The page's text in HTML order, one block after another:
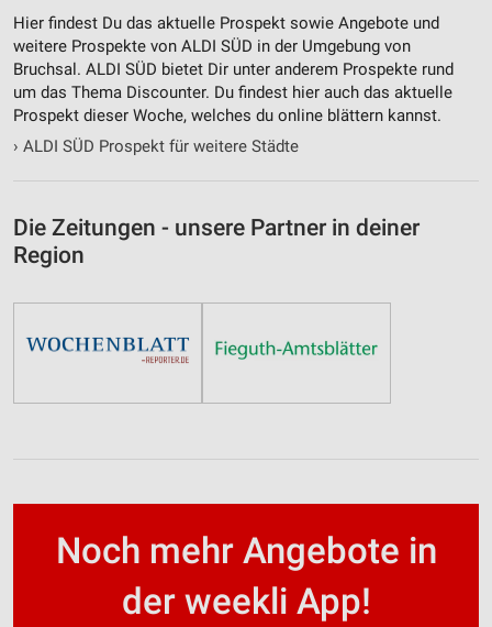
Hier findest Du das aktuelle Prospekt sowie Angebote und
weitere Prospekte von ALDI SÜD in der Umgebung von
Bruchsal. ALDI SÜD bietet Dir unter anderem Prospekte rund
um das Thema Discounter. Du findest hier auch das aktuelle
Prospekt dieser Woche, welches du online blättern kannst.
› ALDI SÜD Prospekt für weitere Städte
Die Zeitungen - unsere Partner in deiner
Region
Noch mehr Angebote in
der weekli App!